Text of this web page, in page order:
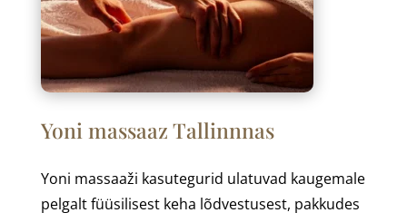
Yoni massaaz Tallinnnas
Yoni massaaži kasutegurid ulatuvad kaugemale
pelgalt füüsilisest keha lõdvestusest, pakkudes